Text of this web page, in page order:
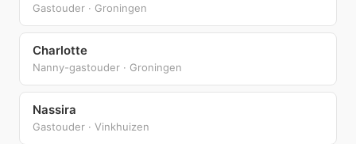
Gastouder · Groningen
Charlotte
Nanny-gastouder · Groningen
Nassira
Gastouder · Vinkhuizen